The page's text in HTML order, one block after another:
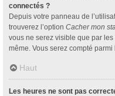
connectés ?
Depuis votre panneau de
trouverez l’option Cacher mon
vous ne serez visible que par
même. Vous serez compté
Haut
Les heures ne sont pas